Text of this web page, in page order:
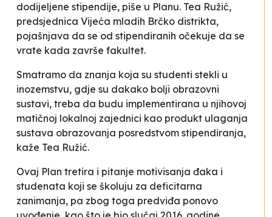
dodijeljene stipendije, piše u Planu. Tea Ružić,
predsjednica Vijeća mladih Brčko distrikta,
pojašnjava da se od stipendiranih očekuje da se
vrate kada završe fakultet.
Smatramo da znanja koja su studenti stekli u
inozemstvu, gdje su dakako bolji obrazovni
sustavi, treba da budu implementirana u njihovoj
matičnoj lokalnoj zajednici kao produkt ulaganja
sustava obrazovanja posredstvom stipendiranja,
kaže Tea Ružić.
Ovaj Plan tretira i pitanje motivisanja đaka i
studenata koji se školuju za deficitarna
zanimanja, pa zbog toga predviđa ponovo